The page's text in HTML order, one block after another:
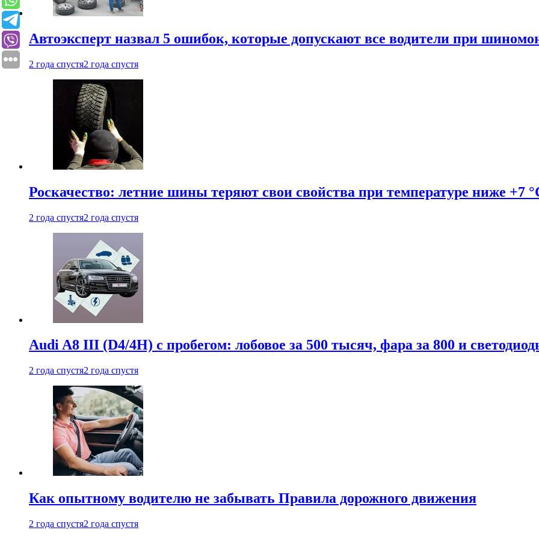
Автоэксперт назвал 5 ошибок, которые допускают все водители при
2 года спустя2 года спустя
Роскачество: летние шины теряют свои свойства при температуре ниже +7
2 года спустя2 года спустя
Audi A8 III (D4/4H) c пробегом: лобовое за 500 тысяч, фара за 800 и
2 года спустя2 года спустя
Как опытному водителю не забывать Правила дорожного движения
2 года спустя2 года спустя